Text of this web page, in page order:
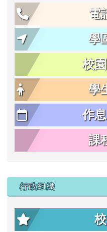
電
學
校
學
作
課
行政組織